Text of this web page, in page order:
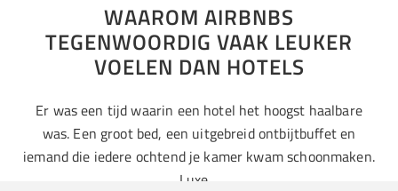
WAAROM AIRBNBS
TEGENWOORDIG VAAK LEUKER
VOELEN DAN HOTELS
Er was een tijd waarin een hotel het hoogst haalbare
was. Een groot bed, een uitgebreid ontbijtbuffet en
iemand die iedere ochtend je kamer kwam schoonmaken.
Luxe…